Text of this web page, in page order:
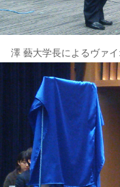
澤 藝大学長によるヴァイ